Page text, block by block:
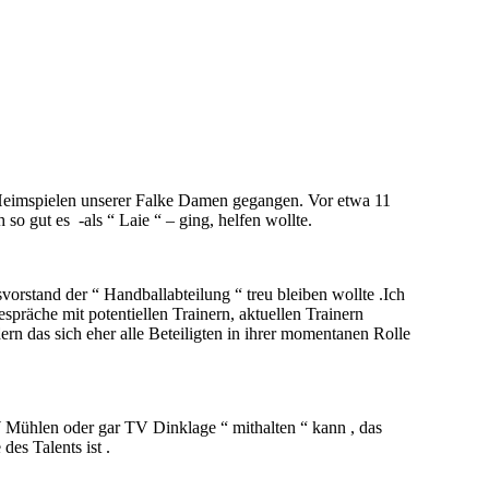
unserer Falke Damen gegangen. Vor etwa 11
so gut es -als “ Laie “ – ging, helfen wollte.
der “ Handballabteilung “ treu bleiben wollte .Ich
mit potentiellen Trainern, aktuellen Trainern
das sich eher alle Beteiligten in ihrer momentanen Rolle
Mühlen oder gar TV Dinklage “ mithalten “ kann , das
Talents ist .